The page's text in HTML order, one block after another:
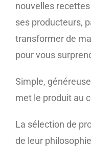
nouvelles
ses producteurs,
transformer de
pour vous
Simple,
met le produit au
La sélection de
de leur